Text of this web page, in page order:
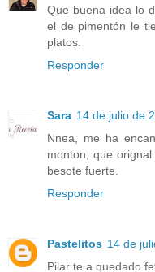
Que buena idea lo
el de pimentón le
platos.
Responder
Sara 14 de julio de
Nnea, me ha
monton, que
besote fuerte.
Responder
Pastelitos 14 de
Pilar te a quedado